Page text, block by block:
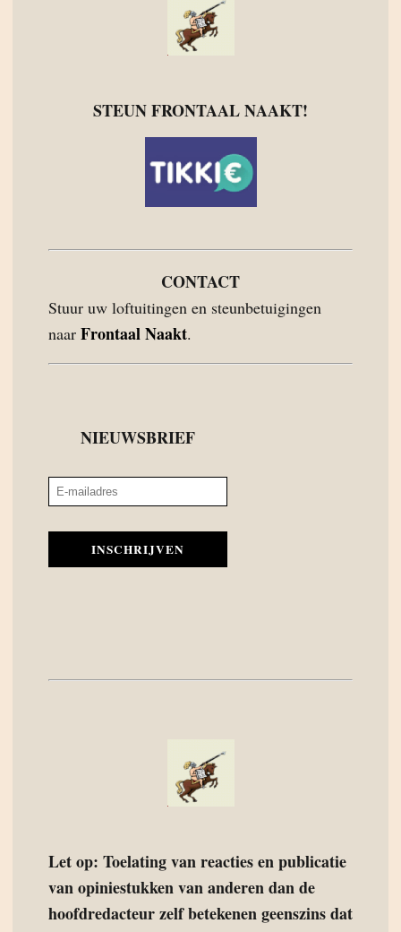
STEUN FRONTAAL NAAKT!
CONTACT
Stuur uw loftuitingen en steunbetuigingen
naar Frontaal Naakt.
NIEUWSBRIEF
INSCHRIJVEN
Let op: Toelating van reacties en publicatie
van opiniestukken van anderen dan de
hoofdredacteur zelf betekenen geenszins dat